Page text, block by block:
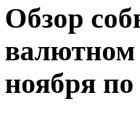
Обзор
ноября по